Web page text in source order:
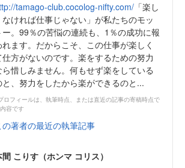
tamago-club.cocolog-nifty.com/ 「楽し
なければ仕事じゃない」が私たちのモッ
ー。99％の苦悩の連続も、1％の成功に報
れます。だからこそ、この仕事が楽しく
仕方がないのです。楽をするための努力
ら惜しみません。何もせず楽をしている
と、努力をしたから楽ができるのと...
ロフィールは、執筆時点、または直近の記事の寄稿時点で
容です
の著者の最近の執筆記事
間 こりす（ホンマ コリス）